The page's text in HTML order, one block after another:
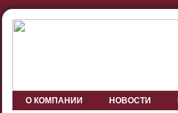
О КОМПАНИИ НОВОСТИ